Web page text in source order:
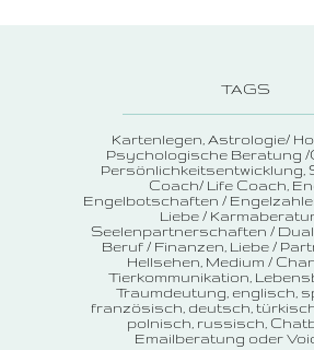
TAGS
Kartenlegen Astrologie/
Psychologische Beratung /
Persönlichkeitsentwicklung
Coach/ Life Coach
Engelbotschaften /
Liebe /
Seelenpartnerschaften /
Beruf / Finanzen Liebe /
Hellsehen Medium /
Tierkommunikation
Traumdeutung englisch,
französisch, deutsch,
polnisch, russisch
Emailberatung oder